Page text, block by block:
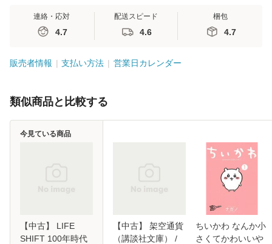
連絡・応対
4.7
配送スピード
4.6
梱包
4.7
販売者情報 支払い方法 営業日カレンダー
類似商品と比較する
【中古】 LIFE
SHIFT 100年時代
今見ている商品
【中古】 架空通貨
（講談社文庫） /
ちいかわ なんか小
さくてかわいいや